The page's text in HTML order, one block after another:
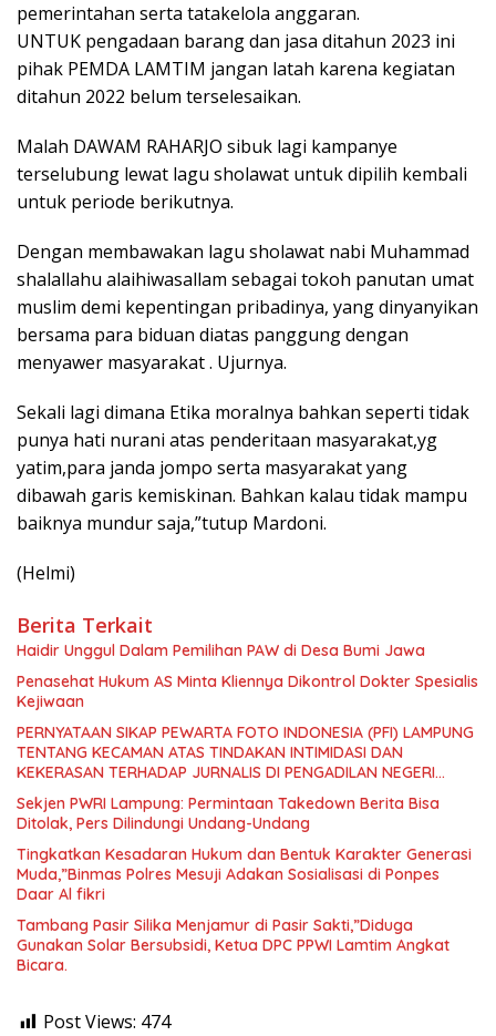
pemerintahan serta tatakelola anggaran.
UNTUK pengadaan barang dan jasa ditahun 2023 ini
pihak PEMDA LAMTIM jangan latah karena kegiatan
ditahun 2022 belum terselesaikan.
Malah DAWAM RAHARJO sibuk lagi kampanye
terselubung lewat lagu sholawat untuk dipilih kembali
untuk periode berikutnya.
Dengan membawakan lagu sholawat nabi Muhammad
shalallahu alaihiwasallam sebagai tokoh panutan umat
muslim demi kepentingan pribadinya, yang dinyanyikan
bersama para biduan diatas panggung dengan
menyawer masyarakat . Ujurnya.
Sekali lagi dimana Etika moralnya bahkan seperti tidak
punya hati nurani atas penderitaan masyarakat,yg
yatim,para janda jompo serta masyarakat yang
dibawah garis kemiskinan. Bahkan kalau tidak mampu
baiknya mundur saja,”tutup Mardoni.
(Helmi)
Berita Terkait
Haidir Unggul Dalam Pemilihan PAW di Desa Bumi Jawa
Penasehat Hukum AS Minta Kliennya Dikontrol Dokter Spesialis
Kejiwaan
PERNYATAAN SIKAP PEWARTA FOTO INDONESIA (PFI) LAMPUNG
TENTANG KECAMAN ATAS TINDAKAN INTIMIDASI DAN
KEKERASAN TERHADAP JURNALIS DI PENGADILAN NEGERI
TANJUNG KARANG.
Sekjen PWRI Lampung: Permintaan Takedown Berita Bisa
Ditolak, Pers Dilindungi Undang-Undang
Tingkatkan Kesadaran Hukum dan Bentuk Karakter Generasi
Muda,”Binmas Polres Mesuji Adakan Sosialisasi di Ponpes
Daar Al fikri
Tambang Pasir Silika Menjamur di Pasir Sakti,”Diduga
Gunakan Solar Bersubsidi, Ketua DPC PPWI Lamtim Angkat
Bicara.
Post Views: 474